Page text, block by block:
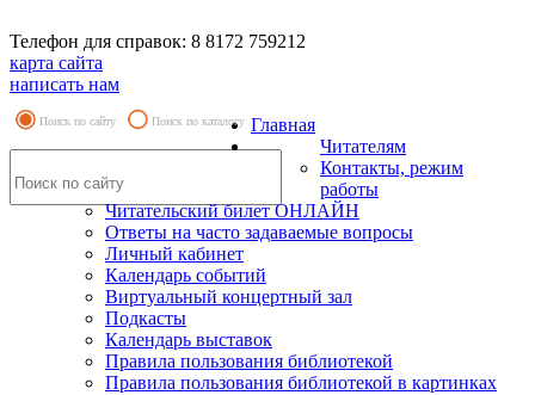
Телефон для справок: 8 8172 759212
карта сайта
написать нам
Поиск по сайту Поиск по каталогу Главная
Читателям
Контакты, режим
работы
Читательский билет ОНЛАЙН
Ответы на часто задаваемые вопросы
Личный кабинет
Календарь событий
Виртуальный концертный зал
Подкасты
Календарь выставок
Правила пользования библиотекой
Правила пользования библиотекой в картинках